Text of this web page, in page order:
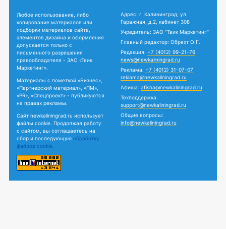
Любое использование, либо
копирование материалов или
подборки материалов сайта,
элементов дизайна и оформления
допускается только с
письменного разрешения
правообладателя - ЗАО «Твик
Маркетинг».
Материалы с пометкой «Бизнес»,
«Партнерский материал», «ПМ»,
«PR», «Спецпроект» - публикуются
на правах рекламы.
Сайт newkaliningrad.ru использует
файлы cookie. Продолжая работу
с сайтом, вы соглашаетесь на
сбор и последующую обработку
файлов cookie.
Адрес: г. Калининград, ул.
Гаражная, д.2, кабинет 308
Учредитель: ЗАО "Твик Маркетинг"
Главный редактор: Обрехт О.Г.
Редакция: +7 (4012) 99-21-76
news@newkaliningrad.ru
Реклама: +7 (4012) 31-07-07
reklama@newkaliningrad.ru
Афиша: afisha@newkaliningrad.ru
Техподдержка:
support@newkaliningrad.ru
Общие вопросы:
info@newkaliningrad.ru